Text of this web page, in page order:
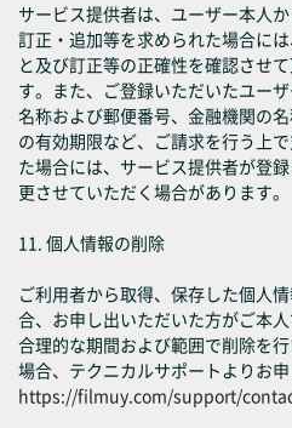
サービス提供者は、ユーザー本人
訂正・追加等を求められた場合に
と及び訂正等の正確性を確認させ
す。また、ご登録いただいたユー
名称および郵便番号、金融機関の
の有効期限など、ご請求を行う上
た場合には、サービス提供者が登
更させていただく場合があります。
11. 個人情報の削除
ご利用者から取得、保存した個人
合、お申し出いただいた方がご本人
合理的な期間および範囲で削除を
場合、テクニカルサポートよりお申
https://filmuy.com/support/